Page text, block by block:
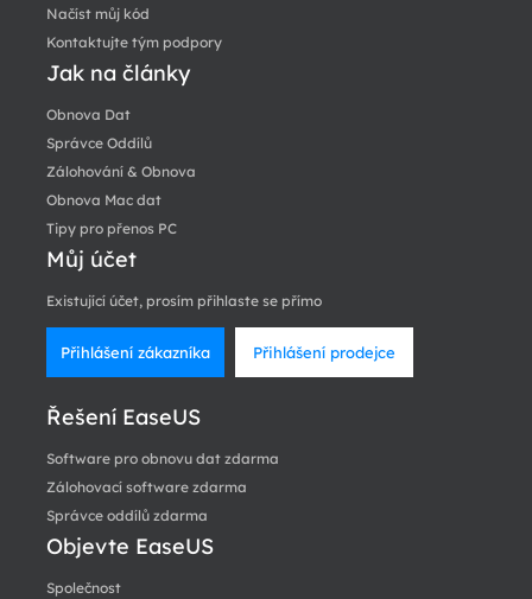
Načíst můj kód
Kontaktujte tým podpory
Jak na články
Obnova Dat
Správce Oddílů
Zálohování & Obnova
Obnova Mac dat
Tipy pro přenos PC
Můj účet
Existující účet, prosím přihlaste se přímo
Přihlášení zákazníka Přihlášení prodejce
Řešení EaseUS
Software pro obnovu dat zdarma
Zálohovací software zdarma
Správce oddílů zdarma
Objevte EaseUS
Společnost